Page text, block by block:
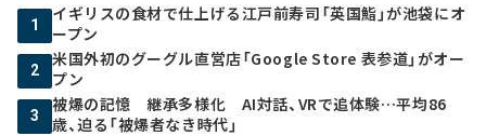
1
イギリスの食材で仕上げる江戸前寿司「英国鮨」が池袋にオ
ープン
2
米国外初のグーグル直営店「Google Store 表参道」がオー
プン
3
被爆の記憶 継承多様化 AI対話、VRで追体験…平均86
歳、迫る「被爆者なき時代」